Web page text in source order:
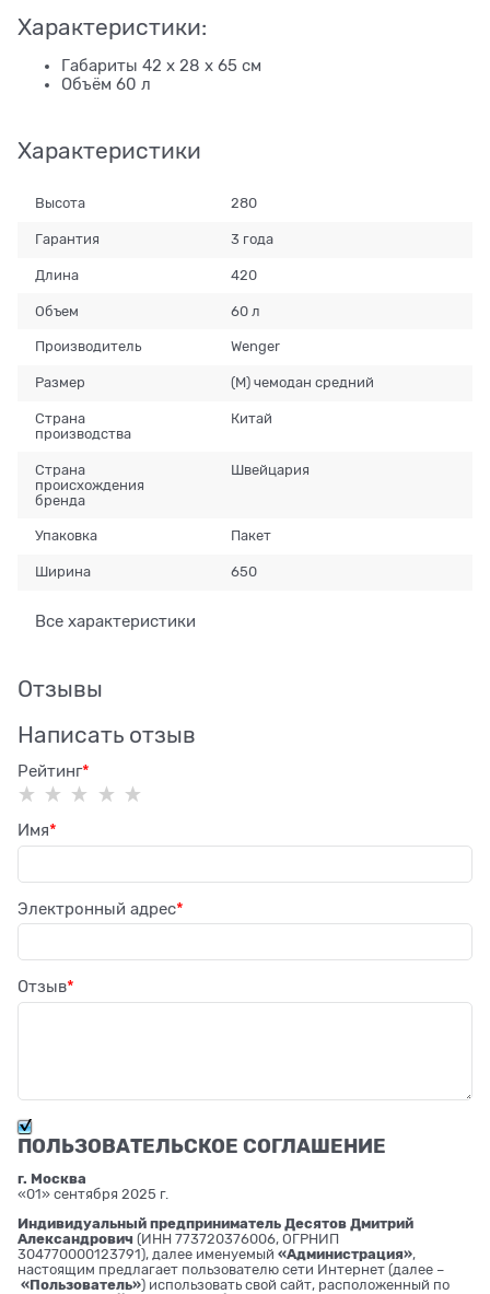
Характеристики:
Габариты 42 x 28 x 65 см
Объём 60 л
Характеристики
Высота 280
Гарантия 3 года
Длина 420
Объем 60 л
Производитель Wenger
Размер (M) чемодан средний
Страна
производства
Китай
Страна
происхождения
бренда
Швейцария
Упаковка Пакет
Ширина 650
Все характеристики
Отзывы
Написать отзыв
Рейтинг
Имя
Электронный адрес
Отзыв
ПОЛЬЗОВАТЕЛЬСКОЕ СОГЛАШЕНИЕ
г. Москва
«01» сентября 2025 г.
Индивидуальный предприниматель Десятов Дмитрий
Александрович (ИНН 773720376006, ОГРНИП
304770000123791), далее именуемый «Администрация»,
настоящим предлагает пользователю сети Интернет (далее –
«Пользователь») использовать свой сайт, расположенный по